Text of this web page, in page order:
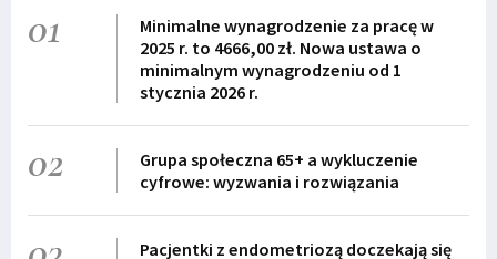
01
Minimalne wynagrodzenie za pracę w
2025 r. to 4666,00 zł. Nowa ustawa o
minimalnym wynagrodzeniu od 1
stycznia 2026 r.
02
Grupa społeczna 65+ a wykluczenie
cyfrowe: wyzwania i rozwiązania
Pacjentki z endometriozą doczekają się